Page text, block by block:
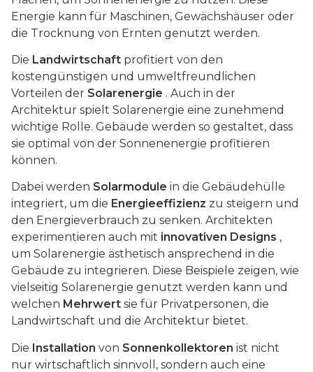
Energie kann für Maschinen, Gewächshäuser oder
die Trocknung von Ernten genutzt werden.
Die Landwirtschaft profitiert von den
kostengünstigen und umweltfreundlichen
Vorteilen der Solarenergie . Auch in der
Architektur spielt Solarenergie eine zunehmend
wichtige Rolle. Gebäude werden so gestaltet, dass
sie optimal von der Sonnenenergie profitieren
können.
Dabei werden Solarmodule in die Gebäudehülle
integriert, um die Energieeffizienz zu steigern und
den Energieverbrauch zu senken. Architekten
experimentieren auch mit innovativen Designs ,
um Solarenergie ästhetisch ansprechend in die
Gebäude zu integrieren. Diese Beispiele zeigen, wie
vielseitig Solarenergie genutzt werden kann und
welchen Mehrwert sie für Privatpersonen, die
Landwirtschaft und die Architektur bietet.
Die Installation von Sonnenkollektoren ist nicht
nur wirtschaftlich sinnvoll, sondern auch eine